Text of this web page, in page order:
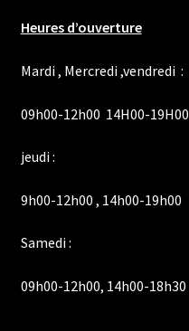
Heures d’ouverture
Mardi , Mercredi ,vendredi :
09h00-12h00 14H00-19H00
jeudi :
9h00-12h00 , 14h00-19h00
Samedi :
09h00-12h00, 14h00-18h30